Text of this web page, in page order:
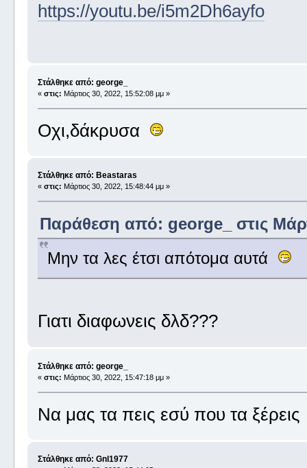
https://youtu.be/i5m2Dh6ayfo
Στάλθηκε από: george_
« στις: Μάρτιος 30, 2022, 15:52:08 μμ »
Οχι,δάκρυσα
Στάλθηκε από: Beastaras
« στις: Μάρτιος 30, 2022, 15:48:44 μμ »
Παράθεση από: george_ στις
Μην τα λες έτσι απότομα αυτά
Γιατι διαφωνεις δλδ???
Στάλθηκε από: george_
« στις: Μάρτιος 30, 2022, 15:47:18 μμ »
Να μας τα πεις εσύ που τα ξέρεις
Στάλθηκε από: Gnl1977